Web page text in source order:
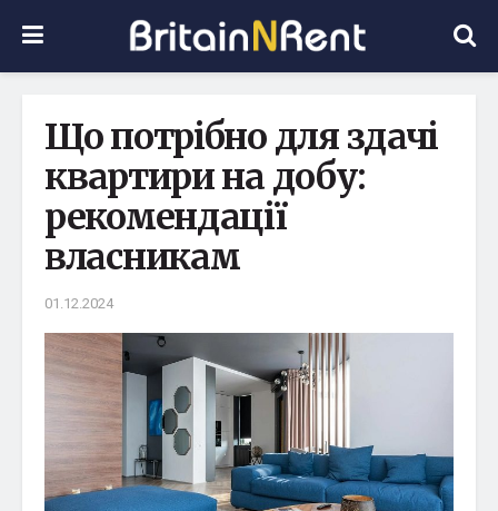
Що потрібно для здачі
квартири на добу:
рекомендації
власникам
01.12.2024